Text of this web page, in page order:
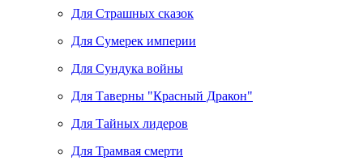
Для Страшных сказок
Для Сумерек империи
Для Сундука войны
Для Таверны "Красный Дракон"
Для Тайных лидеров
Для Трамвая смерти